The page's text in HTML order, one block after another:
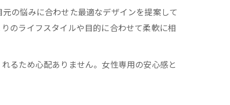
の悩みに合わせた最適なデザインを提案して
のライフスタイルや目的に合わせて柔軟に相
るため心配ありません。女性専用の安心感と